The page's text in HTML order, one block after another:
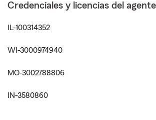
Credenciales y licencias del
IL-100314352
WI-3000974940
MO-3002788806
IN-3580860